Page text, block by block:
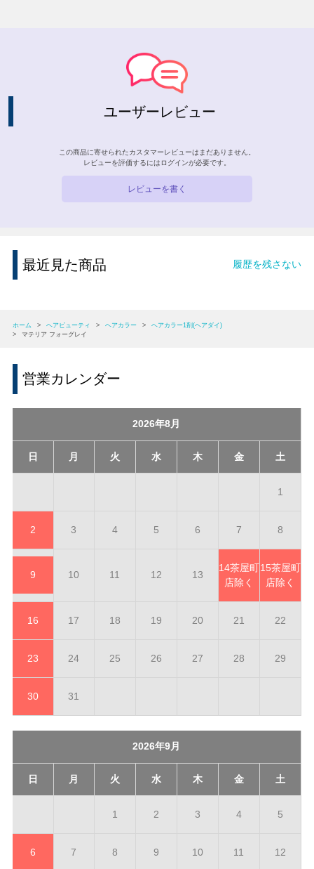
ユーザーレビュー
この商品に寄せられたカスタマーレビューはまだありません。
レビューを評価するには ログインが必要です。
レビューを書く
最近見た商品 履歴を残さない
ホーム > ヘアビューティ > ヘアカラー >
ヘアカラー1剤(ヘアダイ)
>
マテリア フォーグレイ
営業カレンダー
2026年8月
日 月 火 水 木 金 土
1
2 3 4 5 6 7 8
9 10 11 12 13
14茶屋町
店除く
15茶屋町
店除く
16 17 18 19 20 21 22
23 24 25 26 27 28 29
30 31
2026年9月
日 月 火 水 木 金 土
1 2 3 4 5
6 7 8 9 10 11 12